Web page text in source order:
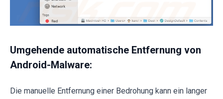
Umgehende automatische Entfernung von
Android-Malware:
Die manuelle Entfernung einer Bedrohung kann ein langer